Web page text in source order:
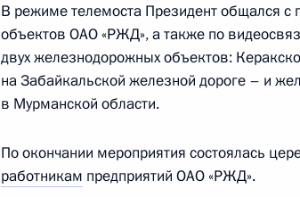
Владимир Путин поговорил по
21 декабря 2023 года, 15:50
Заседание Совета по стратегическому
и национальным проектам
В режиме телемоста Президент общался с
объектов ОАО «РЖД», а также по
двух железнодорожных объектов:
на Забайкальской железной дороге – и
в Мурманской области.
По окончании мероприятия состоялась
работникам предприятий ОАО «РЖД».